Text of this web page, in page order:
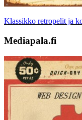
Klassikko retropelit ja
Mediapala.fi